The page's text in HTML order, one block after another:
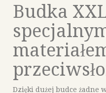
Budka
Dzięki dużej budce żadne